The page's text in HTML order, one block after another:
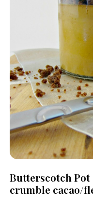
Butterscotch Pot
crumble cacao/